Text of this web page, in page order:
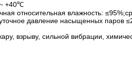
+40℃
относительная влажность:
давление насыщенных паров
взрыву, сильной вибрации,